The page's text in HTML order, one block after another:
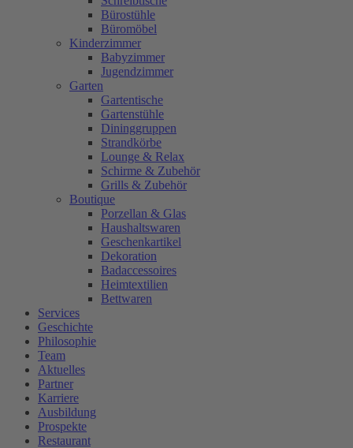
Bürostühle
Büromöbel
Kinderzimmer
Babyzimmer
Jugendzimmer
Garten
Gartentische
Gartenstühle
Dininggruppen
Strandkörbe
Lounge & Relax
Schirme & Zubehör
Grills & Zubehör
Boutique
Porzellan & Glas
Haushaltswaren
Geschenkartikel
Dekoration
Badaccessoires
Heimtextilien
Bettwaren
Services
Geschichte
Philosophie
Team
Aktuelles
Partner
Karriere
Ausbildung
Prospekte
Restaurant